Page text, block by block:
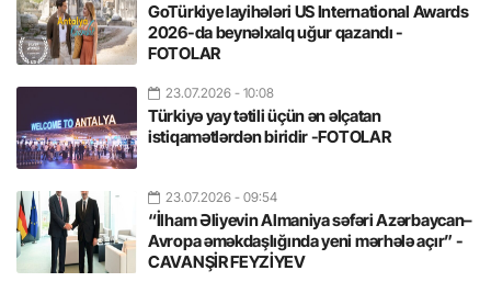
GoTürkiye layihələri US International Awards
2026-da beynəlxalq uğur qazandı -
FOTOLAR
23.07.2026 - 10:08
Türkiyə yay tətili üçün ən əlçatan
istiqamətlərdən biridir -FOTOLAR
23.07.2026 - 09:54
“İlham Əliyevin Almaniya səfəri Azərbaycan–
Avropa əməkdaşlığında yeni mərhələ açır” -
CAVANŞİR FEYZİYEV